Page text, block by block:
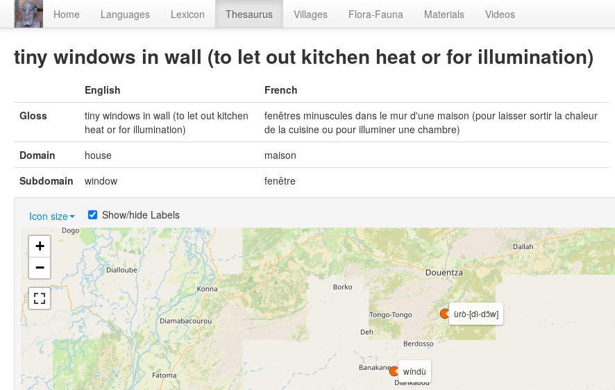
Home Languages Lexicon Thesaurus Villages Flora-Fauna Materials Videos
tiny windows in wall (to let out kitchen heat or for illumination)
English
French
Gloss
tiny windows in wall (to let out kitchen
heat or for illumination)
fenêtres minuscules dans le mur d'une maison (pour laisser sortir la chaleur
de la cuisine ou pour illuminer une chambre)
Domain
house
maison
Subdomain
window fenêtre
Icon size Show/hide Labels
wíndù
ùrò-[dì-dɔ̌w]
+
−